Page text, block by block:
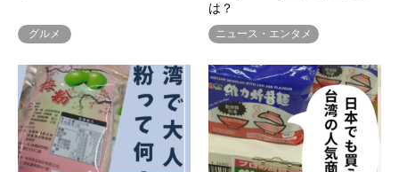
グルメ
は？
ニュース・エンタメ